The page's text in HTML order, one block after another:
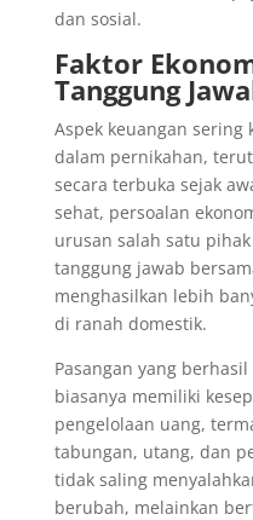
dan sosial.
Faktor
Tanggung
Aspek keuangan
dalam pernikahan,
secara terbuka sejak
sehat, persoalan
urusan salah satu
tanggung jawab
menghasilkan lebih
di ranah domestik.
Pasangan yang
biasanya memiliki
pengelolaan uang,
tabungan, utang, dan
tidak saling
berubah, melainkan